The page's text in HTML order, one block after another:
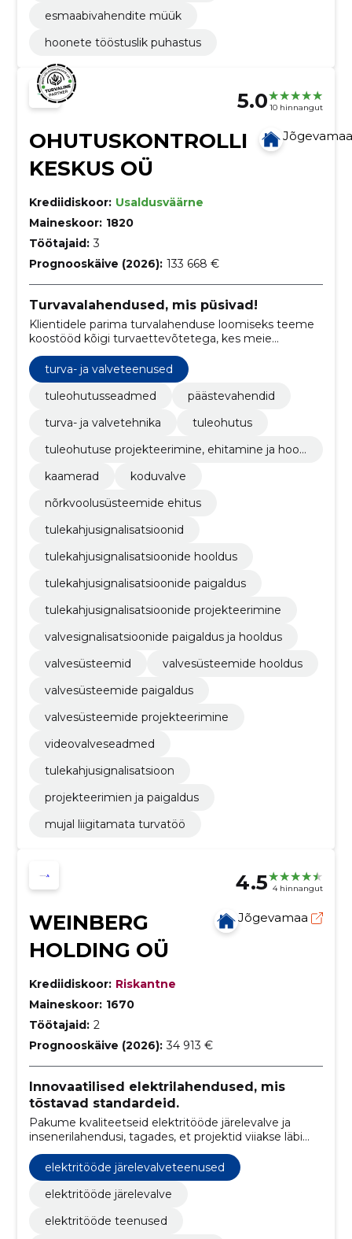
esmaabivahendite müük
hoonete tööstuslik puhastus
5.0 10 hinnangut
OHUTUSKONTROLLI
KESKUS OÜ
Krediidiskoor: Usaldusväärne
Maineskoor: 1820
Töötajaid: 3
Prognooskäive (2026): 133 668 €
Turvavalahendused, mis püsivad!
Klientidele parima turvalahenduse loomiseks teeme
koostööd kõigi turvaettevõtetega, kes meie
tegevust aktsepteerivad ning hinnata oskavad. Meie
jaoks pole loomingulisi ega geograafilisi piire.
turva- ja valveteenused
tuleohutusseadmed
päästevahendid
turva- ja valvetehnika
tuleohutus
tuleohutuse projekteerimine, ehitamine ja hool
kaamerad
koduvalve
nõrkvoolusüsteemide ehitus
tulekahjusignalisatsioonid
tulekahjusignalisatsioonide hooldus
tulekahjusignalisatsioonide paigaldus
tulekahjusignalisatsioonide projekteerimine
valvesignalisatsioonide paigaldus ja hooldus
valvesüsteemid
valvesüsteemide hooldus
valvesüsteemide paigaldus
valvesüsteemide projekteerimine
videovalveseadmed
tulekahjusignalisatsioon
projekteerimien ja paigaldus
mujal liigitamata turvatöö
4.5 4 hinnangut
WEINBERG
HOLDING OÜ
Jõgevamaa
Krediidiskoor: Riskantne
Maineskoor: 1670
Töötajaid: 2
Prognooskäive (2026): 34 913 €
Innovaatilised elektrilahendused, mis
tõstavad standardeid.
Pakume kvaliteetseid elektritööde järelevalve ja
insenerilahendusi, tagades, et projektid viiakse läbi
täpselt ja vastavalt kõrgeimatele turvastandarditele.
elektritööde järelevalveteenused
elektritööde järelevalve
elektritööde teenused